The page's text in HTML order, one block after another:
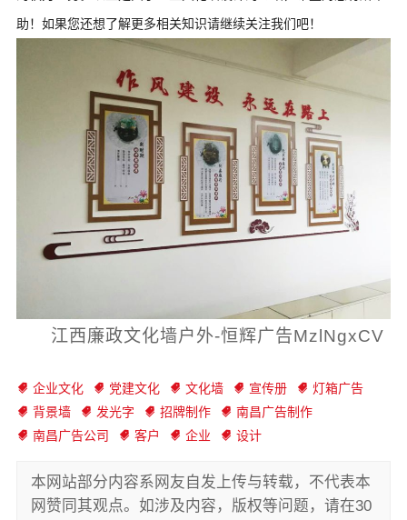
助！如果您还想了解更多相关知识请继续关注我们吧！
江西廉政文化墙户外-恒辉广告MzlNgxCV
企业文化 党建文化 文化墙 宣传册
灯箱广告
背景墙
发光字 招牌制作
南昌广告制作
南昌广告公司
客户 企业 设计
本网站部分内容系网友自发上传与转载，不代表本
网赞同其观点。如涉及内容，版权等问题，请在30